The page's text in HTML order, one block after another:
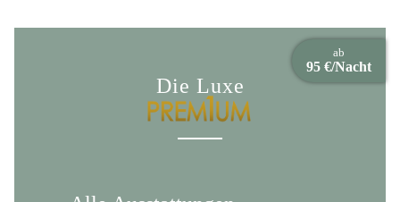
Die Luxe
ab
95 €/Nacht